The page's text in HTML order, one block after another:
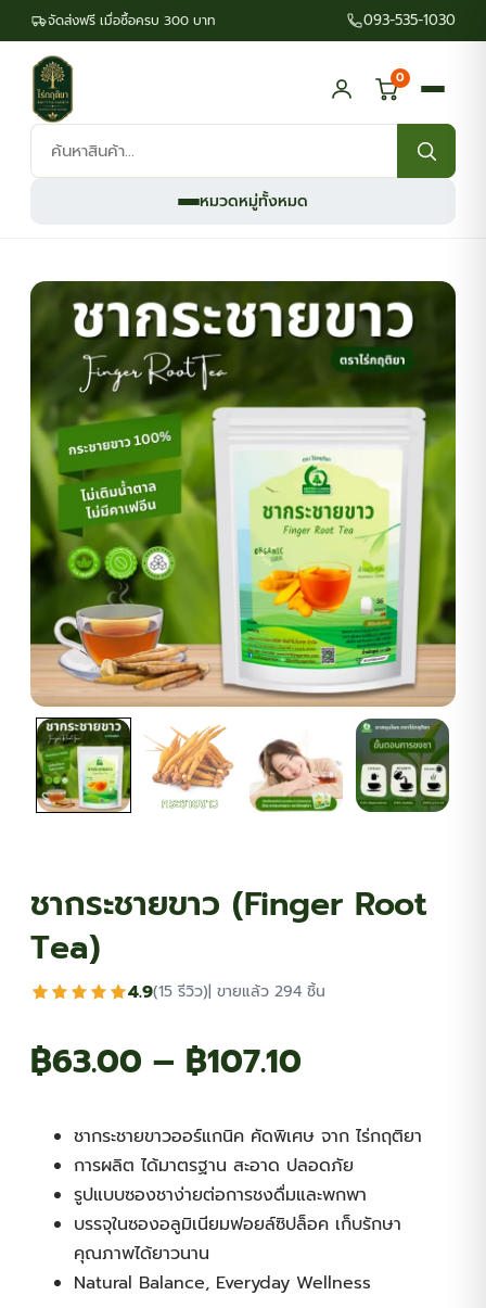
จัดส่งฟรี เมื่อซื้อครบ 300 บาท 093-535-1030
ค้นหา
สินค้า:
0
หมวดหมู่ทั้งหมด
ต้นพันธุ์สมุนไพร
ต้นพันธุ์ไม้ป่า
ไม้ดอกไม้ประดับ
ชากระชายขาว (Finger Root
Tea)
4.9(15 รีวิว)| ขายแล้ว 294 ชิ้น
฿63.00 – ฿107.10
range:
฿63.00
through
฿107.10
ชากระชายขาวออร์แกนิค คัดพิเศษ จาก ไร่กฤติยา
การผลิต ได้มาตรฐาน สะอาด ปลอดภัย
รูปแบบซองชาง่ายต่อการชงดื่มและพกพา
บรรจุในซองอลูมิเนียมฟอยล์ซิปล็อค เก็บรักษา
คุณภาพได้ยาวนาน
Natural Balance, Everyday Wellness